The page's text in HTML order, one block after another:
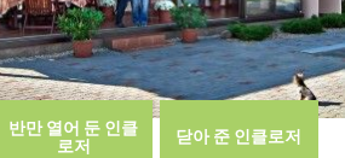
반만 열어 둔 인클
로저
닫아 준 인클로저